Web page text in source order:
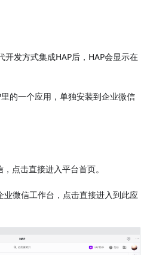
开发方式集成HAP后，HAP会显示在
的一个应用，单独安装到企业微信
点击直接进入平台首页。
业微信工作台，点击直接进入到此应